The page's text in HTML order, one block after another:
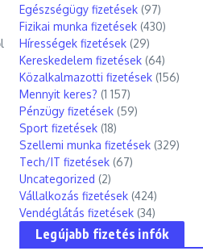
Egészségügy fizetések (97)
Fizikai munka fizetések (430)
Hírességek fizetések (29)
Kereskedelem fizetések (64)
Közalkalmazotti fizetések (156)
Mennyit keres? (1 157)
Pénzügy fizetések (59)
Sport fizetések (18)
Szellemi munka fizetések (329)
Tech/IT fizetések (67)
Uncategorized (2)
Vállalkozás fizetések (424)
Vendéglátás fizetések (34)
Legújabb fizetés infók